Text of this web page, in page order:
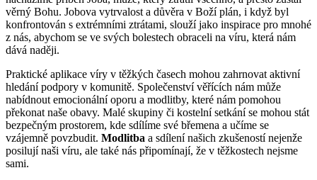
věrný Bohu. Jobova vytrvalost a důvěra v Boží plán, i když byl
konfrontován s extrémními ztrátami, slouží jako inspirace pro mnohé
z nás, abychom se ve svých bolestech obraceli na víru, která nám
dává naději.
Praktické aplikace víry v těžkých časech mohou zahrnovat aktivní
hledání podpory v komunitě. Společenství věřících nám může
nabídnout emocionální oporu a modlitby, které nám pomohou
překonat naše obavy. Malé skupiny či kostelní setkání se mohou stát
bezpečným prostorem, kde sdílíme své břemena a učíme se
vzájemně povzbudit. Modlitba a sdílení našich zkušeností nejenže
posilují naši víru, ale také nás připomínají, že v těžkostech nejsme
sami.